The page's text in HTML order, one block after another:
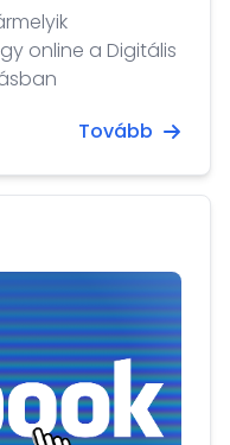
online a Digitális
Tovább